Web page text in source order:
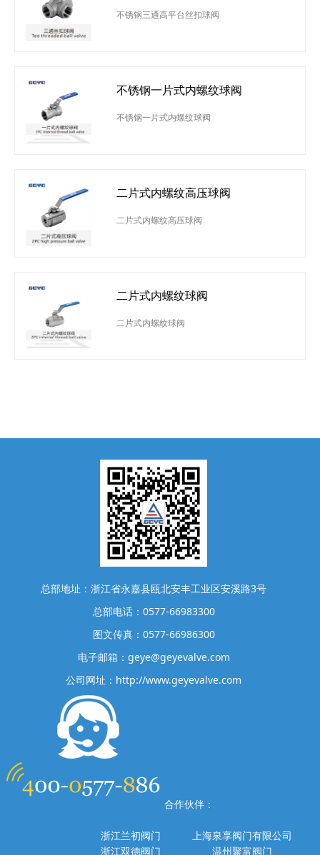
不锈钢三通高平台丝扣球阀
不锈钢一片式内螺纹球阀
不锈钢一片式内螺纹球阀
二片式内螺纹高压球阀
二片式内螺纹高压球阀
二片式内螺纹球阀
二片式内螺纹球阀
总部地址：浙江省永嘉县瓯北安丰工业区安溪路3号
总部电话：0577-66983300
图文传真：0577-66986300
电子邮箱：geye@geyevalve.com
公司网址：http://www.geyevalve.com
合作伙伴：
浙江兰初阀门
上海泉享阀门有限公司
浙江双德阀门
温州聚富阀门